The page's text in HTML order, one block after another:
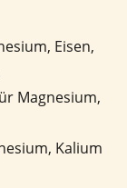
Eisen,
Magnesium,
Kalium